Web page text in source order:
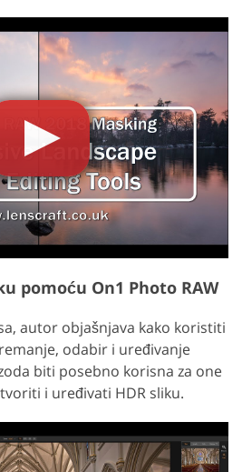
pomoću On1 Photo RAW
autor objašnjava kako koristiti
odabir i uređivanje
biti posebno korisna za one
i uređivati HDR sliku.